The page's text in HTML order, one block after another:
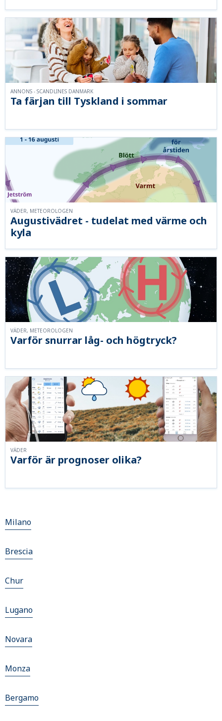
Ta färjan till Tyskland i sommar
ANNONS - SCANDLINES DANMARK
Augustivädret - tudelat med värme och
kyla
VÄDER, METEOROLOGEN
Varför snurrar låg- och högtryck?
VÄDER, METEOROLOGEN
Varför är prognoser olika?
VÄDER
Milano
Brescia
Chur
Lugano
Novara
Monza
Bergamo